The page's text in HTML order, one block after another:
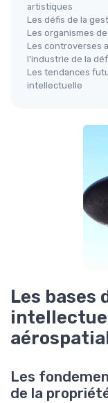
artistiques
Les défis de la
Les organismes
Les controverses
l'industrie de la
Les tendances
intellectuelle
Les bases
Les
de la